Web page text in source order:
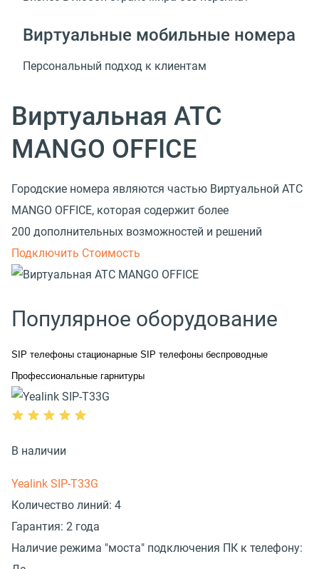
Виртуальные мобильные номера
Персональный подход к клиентам
Виртуальная АТС
MANGO OFFICE
Городские номера являются частью Виртуальной АТС
MANGO OFFICE, которая содержит более
200 дополнительных возможностей и решений
Подключить Стоимость
Популярное оборудование
SIP телефоны стационарные SIP телефоны беспроводные
Профессиональные гарнитуры
В наличии
Yealink SIP-T33G
Количество линий: 4
Гарантия: 2 года
Наличие режима "моста" подключения ПК к телефону: